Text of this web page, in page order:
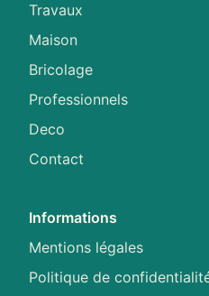
Travaux
Maison
Bricolage
Professionnels
Deco
Contact
Informations
Mentions légales
Politique de